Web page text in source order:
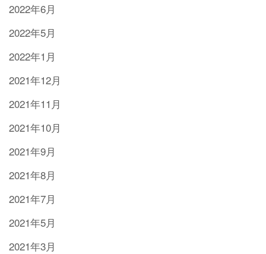
2022年6月
2022年5月
2022年1月
2021年12月
2021年11月
2021年10月
2021年9月
2021年8月
2021年7月
2021年5月
2021年3月